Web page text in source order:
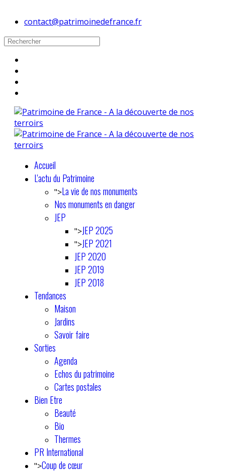
contact@patrimoinedefrance.fr
Accueil
L'actu du Patrimoine
">La vie de nos monuments
Nos monuments en danger
JEP
">JEP 2025
">JEP 2021
JEP 2020
JEP 2019
JEP 2018
Tendances
Maison
Jardins
Savoir faire
Sorties
Agenda
Echos du patrimoine
Cartes postales
Bien Etre
Beauté
Bio
Thermes
PR International
">Coup de cœur